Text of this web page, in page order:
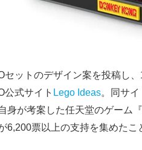
セットのデザイン案を投稿し
公式サイト Lego Ideas。同サ
身が考案した任天堂のゲーム
6,200票以上の支持を集めたこ